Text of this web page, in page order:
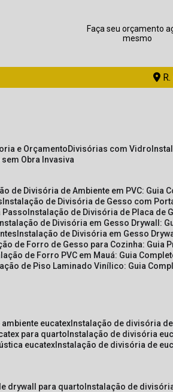
Faça seu orçamento
mesmo
R.
e Orçamento Divisórias com Vidro
sem Obra Invasiva
de Divisória de Ambiente em PVC: Guia
Instalação de Divisória de Gesso com
Passo Instalação de Divisória de Placa de
Instalação de Divisória em Gesso Drywall:
Instalação de Divisória em Gesso
de Forro de Gesso para Cozinha: Guia
de Forro PVC em Mauá: Guia
de Piso Laminado Vinílico: Guia
eucatex instalação de divisória
para quarto instalação de divisória
eucatex instalação de divisória de
drywall para quarto instalação de